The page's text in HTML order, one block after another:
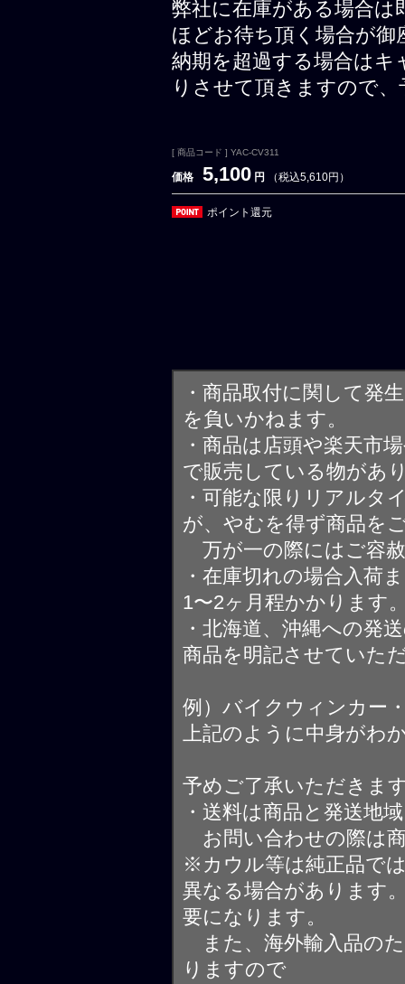
弊社に在庫がある場合は
ほどお待ち頂く場合が御
納期を超過する場合は
りさせて頂きますので
[ 商品コード ] YAC-CV311
価格 5,100 円 （税込5,610円）
ポイント還元
・商品取付に関して発
を負いかねます。
・商品は店頭や楽天市
で販売している物があ
・可能な限りリアルタ
が、やむを得ず商品を
万が一の際にはご容
・在庫切れの場合入荷
1〜2ヶ月程かかります
・北海道、沖縄への発
商品を明記させていた
例）バイクウィンカー
上記のように中身がわ
予めご了承いただきま
・送料は商品と発送地
お問い合わせの際は
※カウル等は純正品で
異なる場合があります
要になります。
また、海外輸入品の
りますので